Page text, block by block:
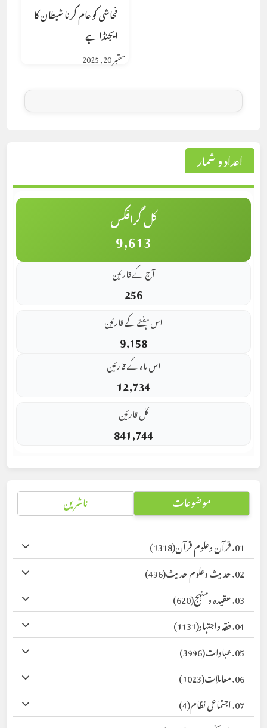
فحاشی کو عام کرنا شیطان کا
ایجنڈا ہے
ستمبر 20, 2025
اعداد و شمار
کل گرافکس
9,613
آج کے قارئین
256
اس ہفتے کے قارئین
9,158
اس ماہ کے قارئین
12,734
کل قارئین
841,744
موضوعات ناشرین
01. قرآن وعلوم قرآن
(1318)
02. حدیث وعلوم حدیث
(496)
03. عقیدہ ومنہج
(620)
04. فقہ واجتہاد
(1131)
05. عبادات
(3996)
06. معاملات
(1023)
07. اجتماعی نظام
(4)